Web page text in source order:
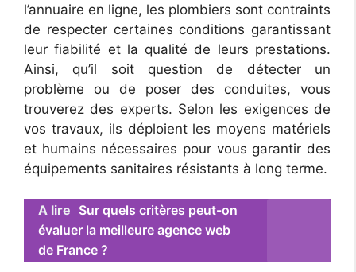
l’annuaire en ligne, les plombiers sont contraints
de respecter certaines conditions garantissant
leur fiabilité et la qualité de leurs prestations.
Ainsi, qu’il soit question de détecter un
problème ou de poser des conduites, vous
trouverez des experts. Selon les exigences de
vos travaux, ils déploient les moyens matériels
et humains nécessaires pour vous garantir des
équipements sanitaires résistants à long terme.
A lire Sur quels critères peut-on
évaluer la meilleure agence web
de France ?